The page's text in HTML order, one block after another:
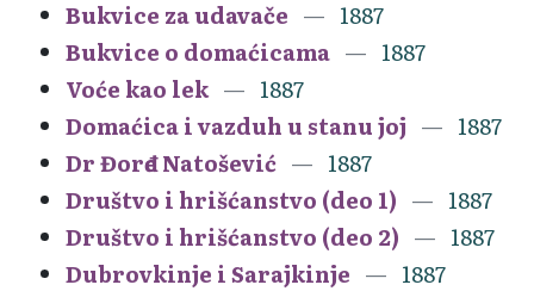
Bukvice za udavače
1887
Bukvice o domaćicama
1887
Voće kao lek
1887
Domaćica i vazduh u stanu joj
1887
Dr Đorđe Natošević
1887
Društvo i hrišćanstvo (deo 1)
1887
Društvo i hrišćanstvo (deo 2)
1887
Dubrovkinje i Sarajkinje
1887